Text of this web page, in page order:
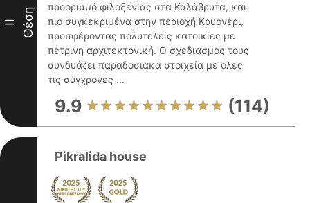
II Θέση
προορισμό φιλοξενίας στα Καλάβρυτα, και
πιο συγκεκριμένα στην περιοχή Κρυονέρι,
προσφέροντας πολυτελείς κατοικίες με
πέτρινη αρχιτεκτονική. Ο σχεδιασμός τους
συνδυάζει παραδοσιακά στοιχεία με όλες
τις σύγχρονες ...
9.9 (114)
Pikralida house